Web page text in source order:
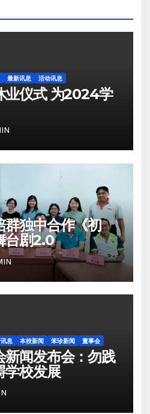
最新讯息 活动讯息
业仪式 为2024学
群独中合作《初
台剧2.0
息 本校新闻 笨珍新闻 董事会
新闻发布会：勿践
学校发展